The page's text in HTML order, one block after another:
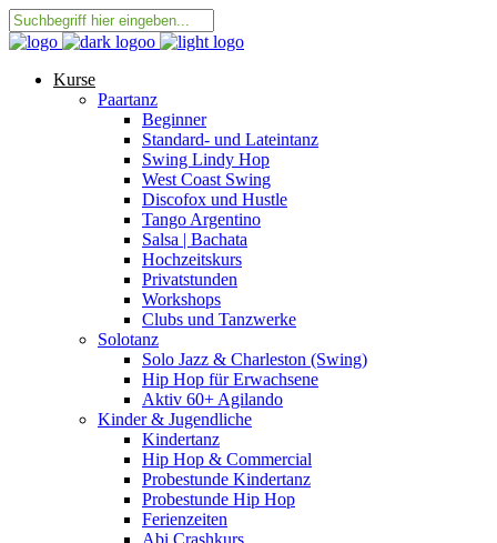
Kurse
Paartanz
Beginner
Standard- und Lateintanz
Swing Lindy Hop
West Coast Swing
Discofox und Hustle
Tango Argentino
Salsa | Bachata
Hochzeitskurs
Privatstunden
Workshops
Clubs und Tanzwerke
Solotanz
Solo Jazz & Charleston (Swing)
Hip Hop für Erwachsene
Aktiv 60+ Agilando
Kinder & Jugendliche
Kindertanz
Hip Hop & Commercial
Probestunde Kindertanz
Probestunde Hip Hop
Ferienzeiten
Abi Crashkurs